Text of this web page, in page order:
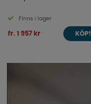
Finns i lager
fr. 1 957 kr KÖP!